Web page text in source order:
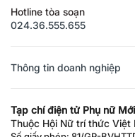
Hotline tòa soạn
024.36.555.655
Thông tin doanh nghiệp
Tạp chí điện tử Phụ nữ Mới
Thuộc Hội Nữ trí thức Việt